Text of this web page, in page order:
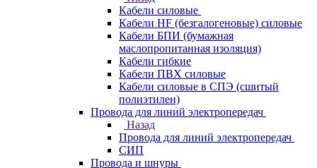
Кабели силовые
Кабели HF (безгалогеновые) силовые
Кабели БПИ (бумажная
маслопропитанная изоляция)
Кабели гибкие
Кабели ПВХ силовые
Кабели силовые в СПЭ (сшитый
полиэтилен)
Провода для линий электропередач
Назад
Провода для линий электропередач
СИП
Провода и шнуры